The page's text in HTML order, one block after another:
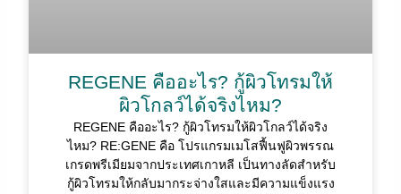
REGENE คืออะไร? กู้ผิวโทรมให้
ผิวโกลว์ได้จริงไหม?
REGENE คืออะไร? กู้ผิวโทรมให้ผิวโกลว์ได้จริง
ไหม? RE:GENE คือ โปรแกรมเมโสฟื้นฟูผิวพรรณ
เกรดพรีเมียมจากประเทศเกาหลี เป็นทางลัดสำหรับ
กู้ผิวโทรมให้กลับมากระจ่างใสและมีความแข็งแรง